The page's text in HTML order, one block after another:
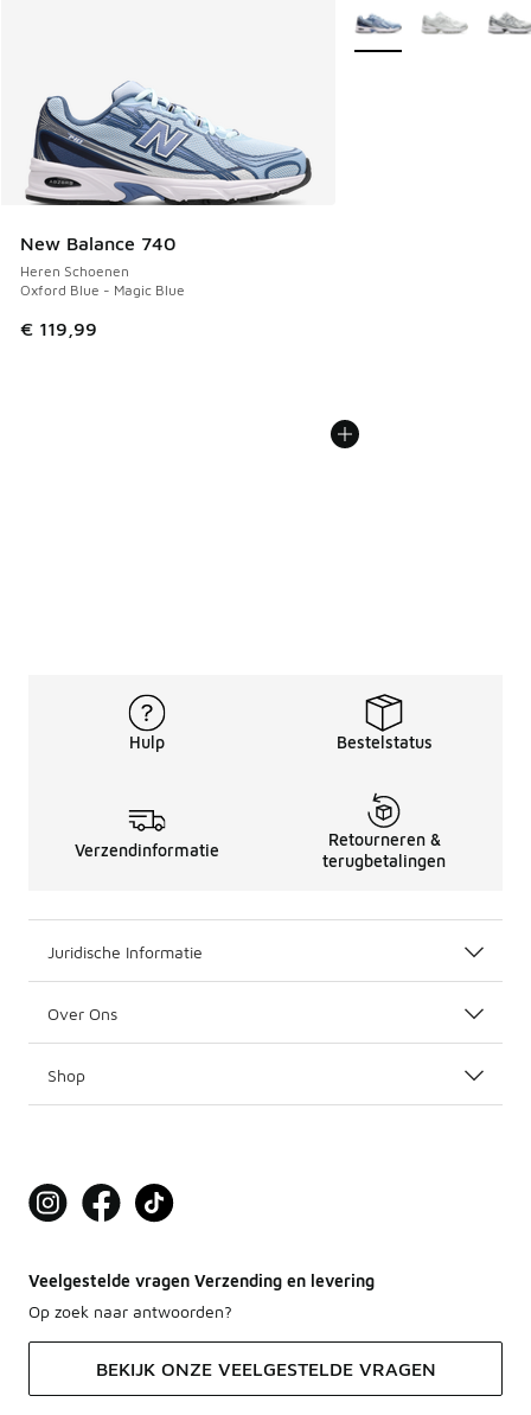
New Balance 740
Heren Schoenen
Oxford Blue - Magic Blue
€ 119,99
Meer kleuren
Hulp Bestelstatus
Verzendinformatie
Retourneren &
terugbetalingen
Juridische Informatie
Over Ons
Shop
Veelgestelde vragen Verzending en levering
Op zoek naar antwoorden?
BEKIJK ONZE VEELGESTELDE VRAGEN